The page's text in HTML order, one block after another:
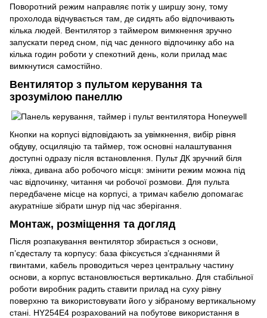
Поворотний режим направляє потік у ширшу зону, тому
прохолода відчувається там, де сидять або відпочивають
кілька людей. Вентилятор з таймером вимкнення зручно
запускати перед сном, під час денного відпочинку або на
кілька годин роботи у спекотний день, коли прилад має
вимкнутися самостійно.
Вентилятор з пультом керування та
зрозумілою панеллю
Кнопки на корпусі відповідають за увімкнення, вибір рівня
обдуву, осциляцію та таймер, тож основні налаштування
доступні одразу після встановлення. Пульт ДК зручний біля
ліжка, дивана або робочого місця: змінити режим можна під
час відпочинку, читання чи робочої розмови. Для пульта
передбачене місце на корпусі, а тримач кабелю допомагає
акуратніше зібрати шнур під час зберігання.
Монтаж, розміщення та догляд
Після розпакування вентилятор збирається з основи,
п’єдесталу та корпусу: база фіксується з’єднаннями й
гвинтами, кабель проводиться через центральну частину
основи, а корпус встановлюється вертикально. Для стабільної
роботи виробник радить ставити прилад на суху рівну
поверхню та використовувати його у зібраному вертикальному
стані. HY254E4 розрахований на побутове використання в